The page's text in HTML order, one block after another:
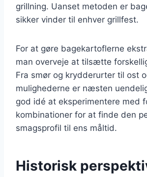
grillning. Uanset metoden er
sikker vinder til enhver grillfest.
For at gøre bagekartoflerne
man overveje at tilsætte
Fra smør og krydderurter til ost
mulighederne er næsten
god idé at eksperimentere med
kombinationer for at finde den
smagsprofil til ens måltid.
Historisk